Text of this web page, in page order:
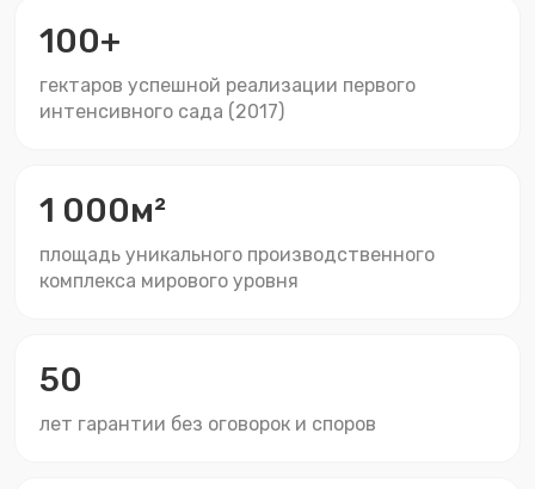
100+
гектаров успешной реализации первого
интенсивного сада (2017)
1 000м²
площадь уникального производственного
комплекса мирового уровня
50
лет гарантии без оговорок и споров